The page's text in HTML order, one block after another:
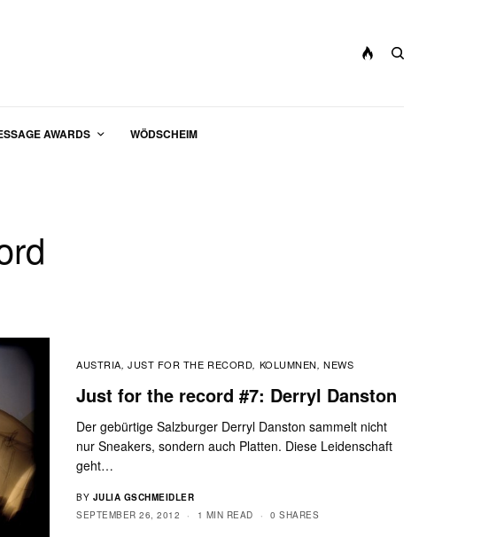
AWARDS WÖDSCHEIM
AUSTRIA, JUST FOR THE RECORD, KOLUMNEN ,NEWS
Just for the record #7: Derryl Danston
Der gebürtige Salzburger Derryl Danston sammelt nicht
nur Sneakers, sondern auch Platten. Diese Leidenschaft
geht…
BY JULIA GSCHMEIDLER
SEPTEMBER 26, 2012
1 MIN READ 0 SHARES